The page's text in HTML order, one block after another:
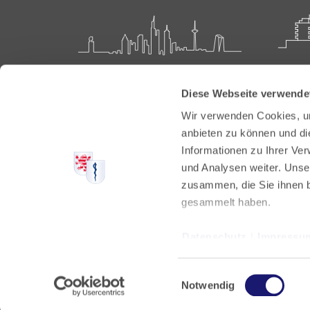
Diese Webseite
Wir verwenden Cookies,
anbieten zu können und
Informationen zu Ihrer
und Analysen weiter.
zusammen, die Sie ihnen
gesammelt haben.
Einwilligungsauswahl
Notwendig
Postfach 60 05 66
60335 Frankfurt
61231
Tel:
Fax:
Weitere Adressen und Servicezeiten